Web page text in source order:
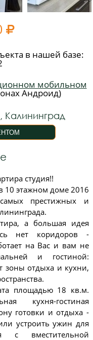

в нашей базе:
мобильном
Андроид)
Калининград
студия!!
10 этажном доме 2016
престижных и
а большая идея
нет коридоров -
на Вас и вам не
и гостиной:
зоны отдыха и кухни,
площадью 18 кв.м.
кухня-гостиная
готовки и отдыха -
устроить ужин для
с вместительной